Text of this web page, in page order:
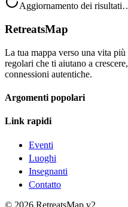
Aggiornamento dei
RetreatsMap
La tua mappa verso una vita
regolari che ti aiutano a
connessioni autentiche.
Argomenti popolari
Link rapidi
Eventi
Luoghi
Insegnanti
Contatto
© 2026 RetreatsMap v2